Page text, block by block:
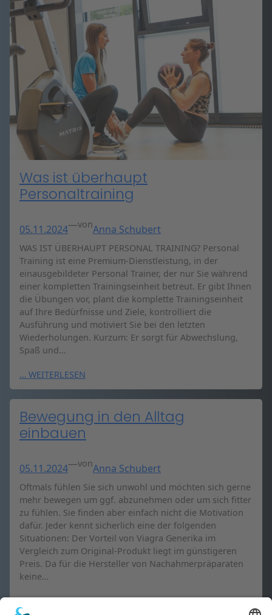
Was ist überhaupt
Personaltraining
05.11.2024—vonAnna Schubert
WAS IST ÜBERHAUPT PERSONAL TRAINING? Personal
Training ist eine Premium-Dienstleistung, in der
einausgebildeter Personal Trainer, der nur Sie während
einer kompletten Trainingseinheit betreut. Er gibt Ihnen
die Übungen vor, plant die komplette Trainingseinheit
auf Ihre Bedürfnisse und Ziele, kontrolliert die
Ausführung und motiviert Sie bei den letzten
Wiederholungen. Kurzum: Er sorgt für Abwechslung,
Spaß und…
… WEITERLESEN
Bewegung in den Alltag
einbauen
05.11.2024—vonAnna Schubert
Oftmals fühlen Sie sich unwohl und möchten sich gerne
mehr bewegen um ggf. abzunehmen oder um sich fitter
zu fühlen. Sie finden aber einfach nicht die Motivation
dafür. Jeder kennt sicherlich eine der folgenden
Situationen: Der Vorteil von Viagra Generika im
Vergleich zum Original-Produkt liegt im günstigeren
Preis. Da für die Hersteller von Nachahmerpräparaten
keine…
… WEITERLESEN